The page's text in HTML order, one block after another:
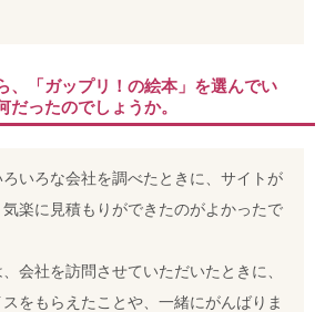
、「ガップリ！の絵本」を選んでい
だったのでしょうか。
いろな会社を調べたときに、サイトが
楽に見積もりができたのがよかったで
会社を訪問させていただいたときに、
をもらえたことや、一緒にがんばりま